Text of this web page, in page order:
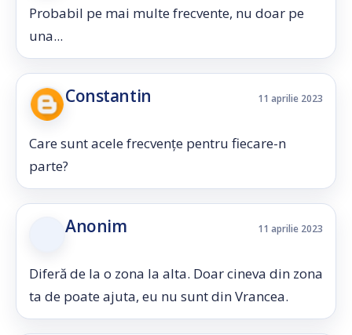
Probabil pe mai multe frecvente, nu doar pe
una...
Constantin 11 aprilie 2023
Care sunt acele frecvențe pentru fiecare-n
parte?
Anonim 11 aprilie 2023
Diferă de la o zona la alta. Doar cineva din zona
ta de poate ajuta, eu nu sunt din Vrancea.